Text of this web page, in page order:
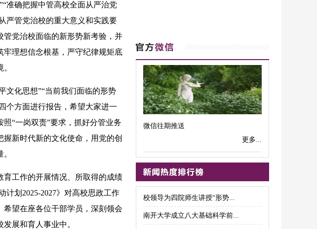
确把握中管高校全面从严治党
严管党治校的重大意义和实践要
党治校面临的新形势新考验，并
理想信念根基，严守纪律规矩底
化思想”“当前我们面临的形势
个方面进行报告，希望大家进一
“一岗双责”要求，抓好分管业务
新时代新的文化使命，用党的创
工作的开展情况、所取得的成绩
计划2025-2027》对高校思政工作
望在座各位干部学员，深刻领会
展和育人事业中。
微信往期推送
更多...
校领导为四院师生讲授“形势...
南开大学成立八大基础科学前...